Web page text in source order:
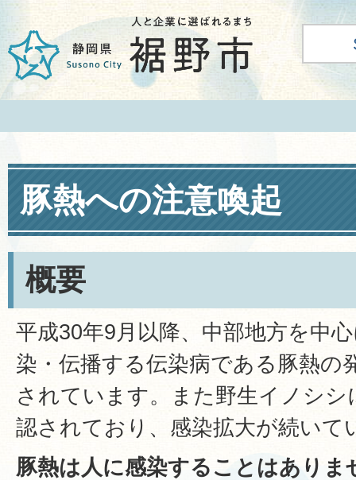
豚熱への注意喚起
概要
平成30年9月以降、中部地方を中
染・伝播する伝染病である豚熱の
されています。また野生イノシ
認されており、感染拡大が続いて
豚熱は人に感染することはありま